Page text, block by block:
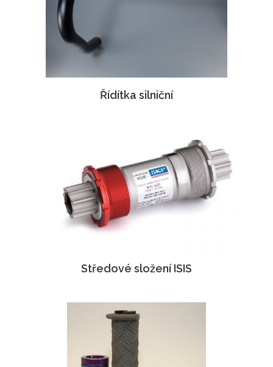
Řídítka silniční
Středové složení ISIS